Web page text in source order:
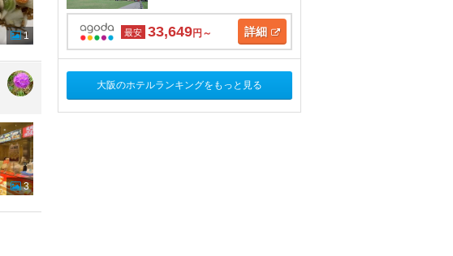
1
3
最安 33,649円～ 詳細
大阪のホテルランキングをもっと見る